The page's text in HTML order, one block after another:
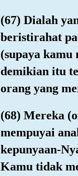
(67) Dialah
beristirahat
(supaya kamu
demikian itu
orang yang
(68) Mereka
mempuyai
kepunyaan-
Kamu tidak